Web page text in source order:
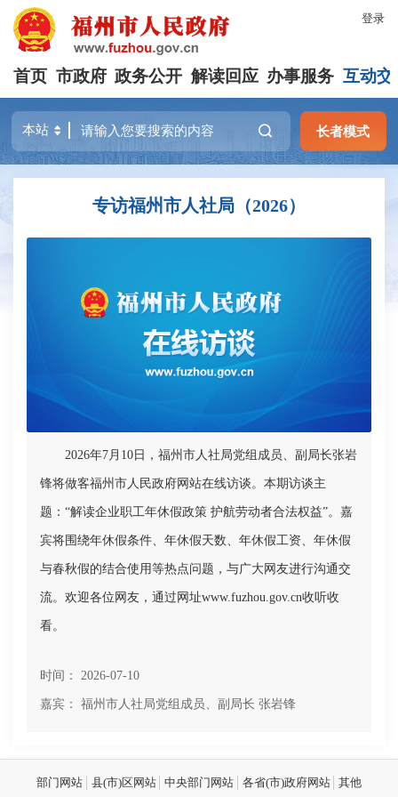
登录
首页 市政府 政务公开 解读回应 办事服务 互动交
长者模式
专访福州市人社局（2026）
2026年7月10日，福州市人社局党组成员、副局长张岩
锋将做客福州市人民政府网站在线访谈。本期访谈主
题：“解读企业职工年休假政策 护航劳动者合法权益”。嘉
宾将围绕年休假条件、年休假天数、年休假工资、年休假
与春秋假的结合使用等热点问题，与广大网友进行沟通交
流。欢迎各位网友，通过网址www.fuzhou.gov.cn收听收
看。
时间： 2026-07-10
嘉宾： 福州市人社局党组成员、副局长 张岩锋
部门网站 县(市)区网站 中央部门网站 各省(市)政府网站 其他